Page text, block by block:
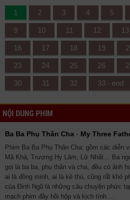
1 2 3 4 5
9 10 11 12 13
16 17 18 19
23 24 25 26
30 31 32 33 - end
NỘI DUNG PHIM
Ba Ba Phụ Thân Cha - My Three
Phim Ba Ba Phụ Thân Cha: gồm các diễn
Mã Khả, Trương Hy Lâm, Lữ Nhất… Ba
gọi là ba ba, phụ thân và cha, đều có ảnh
ai là đồng minh, ai là kẻ thù, cũng rất khó
của Đinh Ngũ là những câu chuyện phức
mạch phim đầy hồi hộp và kịch tính….